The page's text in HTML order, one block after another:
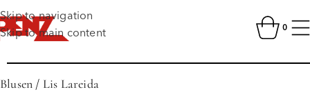
Skip to navigation
Skip to main content
0
Blusen / Lis Lareida